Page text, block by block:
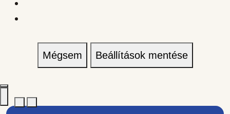
Mégsem Beállítások mentése